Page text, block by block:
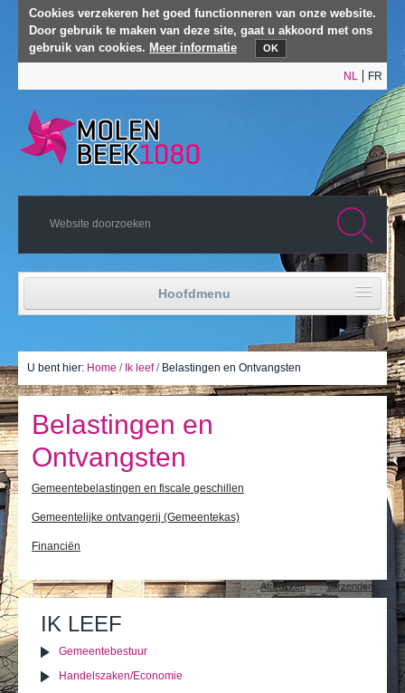
Cookies verzekeren het goed functionneren van onze website.
Door gebruik te maken van deze site, gaat u akkoord met ons
gebruik van cookies. Meer informatie OK
NL FR
Hoofdmenu
Politiek leven
Ik bezoek
Publicaties
Actualiteiten
Actu
U bent hier: Home / Ik leef / Belastingen en Ontvangsten
Belastingen en
Ontvangsten
Gemeentebelastingen en fiscale geschillen
Gemeentelijke ontvangerij (Gemeentekas)
Financiën
acties
Afdrukken Verzenden
IK LEEF
Gemeentebestuur
Handelszaken/Economie